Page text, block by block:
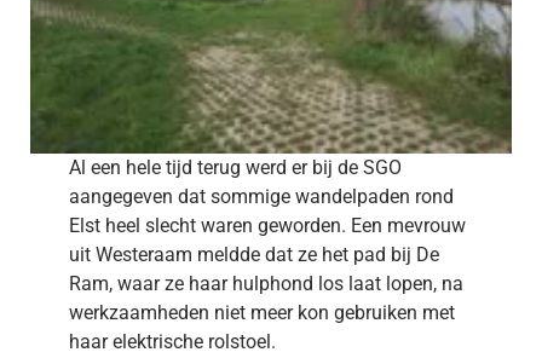
Al een hele tijd terug werd er bij de SGO
aangegeven dat sommige wandelpaden rond
Elst heel slecht waren geworden. Een mevrouw
uit Westeraam meldde dat ze het pad bij De
Ram, waar ze haar hulphond los laat lopen, na
werkzaamheden niet meer kon gebruiken met
haar elektrische rolstoel.